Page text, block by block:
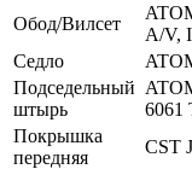
Обод/Вилсет
A/V,
Седло
Подседельный
штырь
6061
Покрышка
передняя
CST